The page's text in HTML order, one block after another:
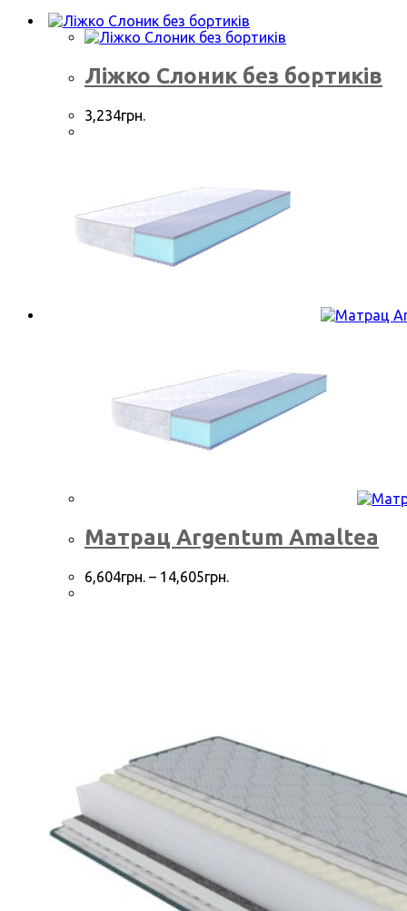
Ліжко Слоник без бортиків
3,234грн.
Матрац Argentum Amaltea
6,604грн. – 14,605грн.